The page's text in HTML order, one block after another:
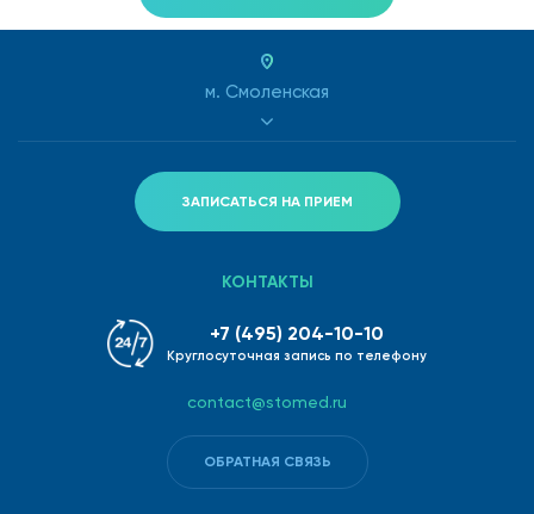
м. Смоленская
ЗАПИСАТЬСЯ НА ПРИЕМ
КОНТАКТЫ
+7 (495) 204-10-10
Круглосуточная запись по телефону
contact@stomed.ru
ОБРАТНАЯ СВЯЗЬ